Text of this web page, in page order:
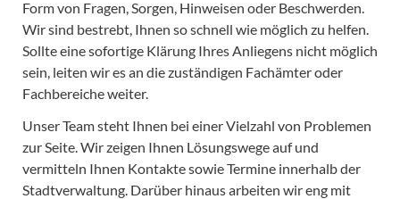
Form von Fragen, Sorgen, Hinweisen oder Beschwerden.
Wir sind bestrebt, Ihnen so schnell wie möglich zu helfen.
Sollte eine sofortige Klärung Ihres Anliegens nicht möglich
sein, leiten wir es an die zuständigen Fachämter oder
Fachbereiche weiter.
Unser Team steht Ihnen bei einer Vielzahl von Problemen
zur Seite. Wir zeigen Ihnen Lösungswege auf und
vermitteln Ihnen Kontakte sowie Termine innerhalb der
Stadtverwaltung. Darüber hinaus arbeiten wir eng mit